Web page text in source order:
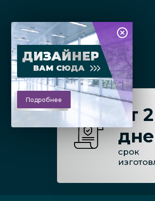
ДИЗАЙНЕР
ВАМ СЮДА
Подробнее
от 2
срок